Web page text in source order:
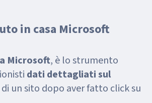
in casa Microsoft
Microsoft, è lo strumento
dati dettagliati sul
di un sito dopo aver fatto click su